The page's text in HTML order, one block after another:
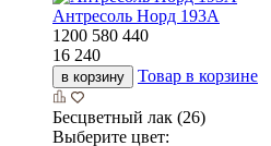
Антресоль Норд 193А
1200 580 440
16 240
в корзину Товар в корзине
Бесцветный лак (26)
Выберите цвет: